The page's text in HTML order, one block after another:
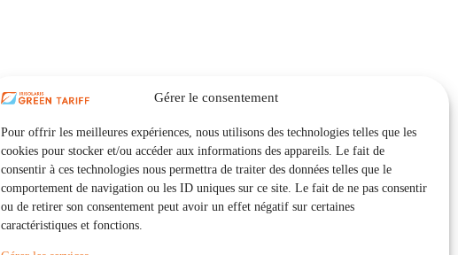
Gérer le consentement
Pour offrir les meilleures expériences, nous utilisons des technologies telles que les
cookies pour stocker et/ou accéder aux informations des appareils. Le fait de
consentir à ces technologies nous permettra de traiter des données telles que le
comportement de navigation ou les ID uniques sur ce site. Le fait de ne pas consentir
ou de retirer son consentement peut avoir un effet négatif sur certaines
caractéristiques et fonctions.